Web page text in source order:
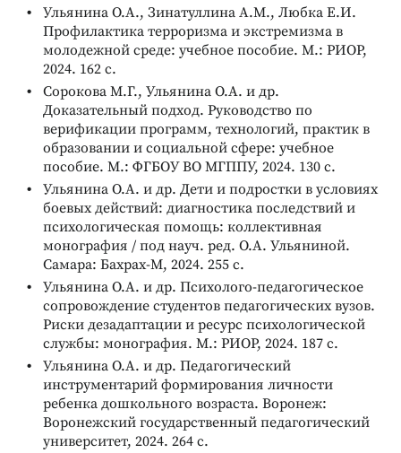
Ульянина О.А., Зинатуллина А.М., Любка Е.И.
Профилактика терроризма и экстремизма в
молодежной среде: учебное пособие. М.: РИОР,
2024. 162 с.
Сорокова М.Г., Ульянина О.А. и др.
Доказательный подход. Руководство по
верификации программ, технологий, практик в
образовании и социальной сфере: учебное
пособие. М.: ФГБОУ ВО МГППУ, 2024. 130 с.
Ульянина О.А. и др. Дети и подростки в условиях
боевых действий: диагностика последствий и
психологическая помощь: коллективная
монография / под науч. ред. О.А. Ульяниной.
Самара: Бахрах-М, 2024. 255 с.
Ульянина О.А. и др. Психолого-педагогическое
сопровождение студентов педагогических вузов.
Риски дезадаптации и ресурс психологической
службы: монография. М.: РИОР, 2024. 187 с.
Ульянина О.А. и др. Педагогический
инструментарий формирования личности
ребенка дошкольного возраста. Воронеж:
Воронежский государственный педагогический
университет, 2024. 264 с.